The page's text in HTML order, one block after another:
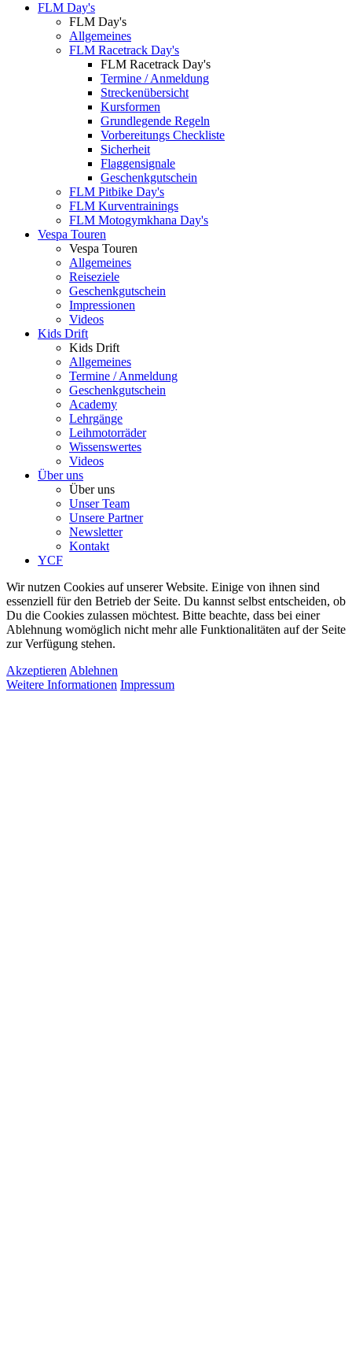
FLM Day's
FLM Day's
Allgemeines
FLM Racetrack Day's
FLM Racetrack Day's
Termine / Anmeldung
Streckenübersicht
Kursformen
Grundlegende Regeln
Vorbereitungs Checkliste
Sicherheit
Flaggensignale
Geschenkgutschein
FLM Pitbike Day's
FLM Kurventrainings
FLM Motogymkhana Day's
Vespa Touren
Vespa Touren
Allgemeines
Reiseziele
Geschenkgutschein
Impressionen
Videos
Kids Drift
Kids Drift
Allgemeines
Termine / Anmeldung
Geschenkgutschein
Academy
Lehrgänge
Leihmotorräder
Wissenswertes
Videos
Über uns
Über uns
Unser Team
Unsere Partner
Newsletter
Kontakt
YCF
Wir nutzen Cookies auf unserer Website. Einige von ihnen sind
essenziell für den Betrieb der Seite. Du kannst selbst entscheiden, ob
Du die Cookies zulassen möchtest. Bitte beachte, dass bei einer
Ablehnung womöglich nicht mehr alle Funktionalitäten auf der Seite
zur Verfügung stehen.
Akzeptieren Ablehnen
Weitere Informationen Impressum